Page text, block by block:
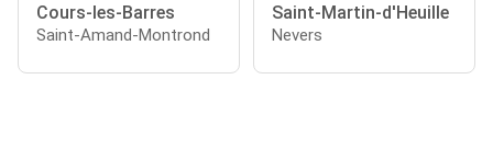
Cours-les-Barres
Saint-Amand-Montrond
Saint-Martin-d'Heuille
Nevers